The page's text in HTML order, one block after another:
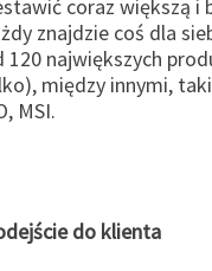
coraz większą i
znajdzie coś dla
największych
między innymi,
MSI.
do klienta